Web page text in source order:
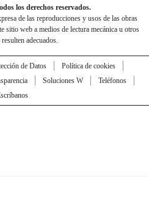
los derechos reservados.
de las reproducciones y usos de las obras
sitio web a medios de lectura mecánica u otros
adecuados.
de Datos
Política de cookies
Soluciones W
Teléfonos